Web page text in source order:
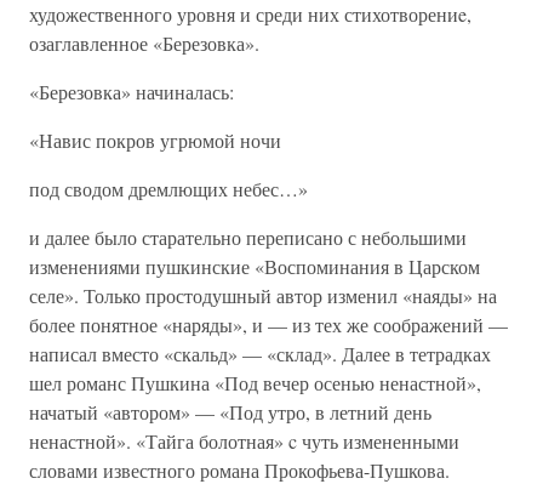
художественного уровня и среди них стихотворениe,
озаглавленное «Березовка».
«Березовка» начиналась:
«Навис покров угрюмой ночи
под сводом дремлющих небес…»
и далее было старательно переписано с небольшими
изменениями пушкинские «Воспоминания в Царском
селе». Только простодушный автор изменил «наяды» на
более понятное «наряды», и — из тех же соображений —
написал вместо «скальд» — «склад». Далее в тетрадках
шел романс Пушкина «Под вечер осенью ненастной»,
начатый «автором» — «Под утро, в летний день
ненастной». «Тайга болотная» c чуть измененными
словами известного романа Прокофьева-Пушкова.